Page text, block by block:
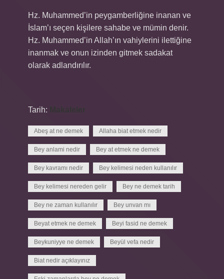
Hz. Muhammed’in peygamberliğine inanan ve
İslam’ı seçen kişilere sahabe ve mümin denir.
Hz. Muhammed’in Allah’ın vahiylerini ilettiğine
inanmak ve onun izinden gitmek sadakat
olarak adlandırılır.
Tarih:
Abeş at ne demek Allaha biat etmek nedir
Bey anlami nedir Bey at etmek ne demek
Bey kavramı nedir Bey kelimesi neden kullanılır
Bey kelimesi nereden gelir Bey ne demek tarih
Bey ne zaman kullanılır Bey unvan mı
Beyat etmek ne demek Beyi fasid ne demek
Beykuniyye ne demek Beyül vefa nedir
Biat nedir açıklayınız